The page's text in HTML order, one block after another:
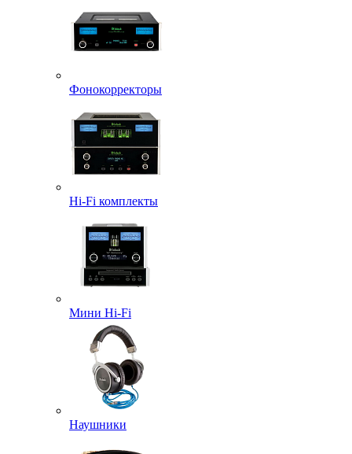
Фонокорректоры
Hi-Fi комплекты
Мини Hi-Fi
Наушники